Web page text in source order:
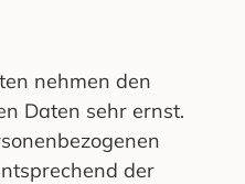
nehmen den
Daten sehr ernst.
der